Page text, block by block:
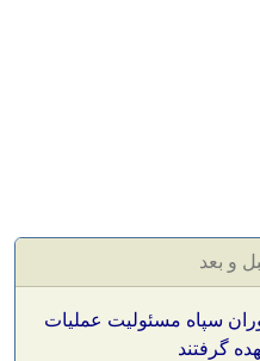
و بعد
سپاه مسئولیت عملیات
گرفتند